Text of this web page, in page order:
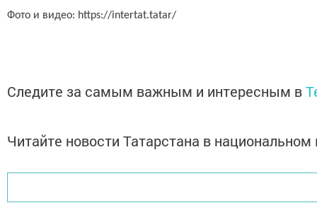
Фото и видео: https://intertat.tatar/
Следите за самым важным и интересным в
Читайте новости Татарстана в